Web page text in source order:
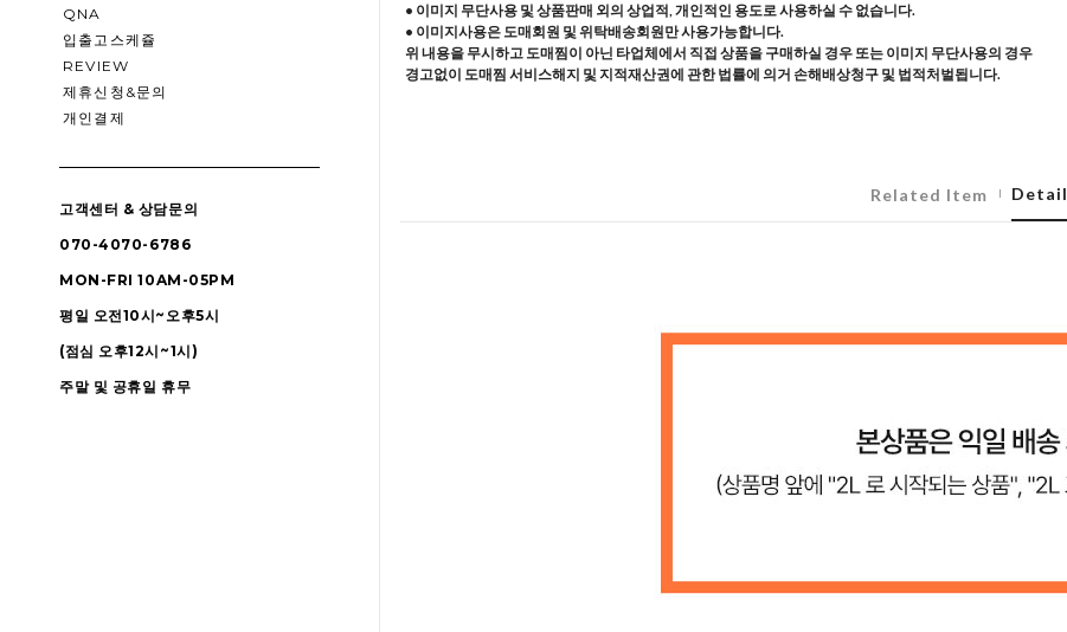
QNA
입출고스케쥴
REVIEW
제휴신청&문의
개인결제
고객센터 & 상담문의
070-4070-6786
MON-FRI 10AM-05PM
평일 오전10시~오후5시
(점심 오후12시~1시)
주말 및 공휴일 휴무
• 이미지 무단사용 및 상품판매 외의 상업적, 개인적인 용도로 사용하실 수 없습니다.
• 이미지사용은 도매회원 및 위탁배송회원만 사용가능합니다.
위 내용을 무시하고 도매찜이 아닌 타업체에서 직접 상품을 구매하실 경우 또는 이미지 무단사용의 경우
경고없이 도매찜 서비스해지 및 지적재산권에 관한 법률에 의거 손해배상청구 및 법적처벌됩니다.
Related Item Detail